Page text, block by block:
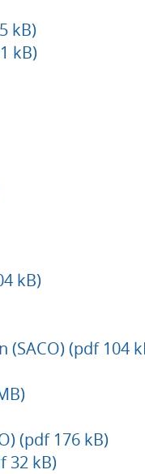
kB)
kB)
kB)
(pdf 104
(pdf 176 kB)
32 kB)